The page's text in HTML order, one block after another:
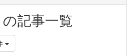
記事一覧